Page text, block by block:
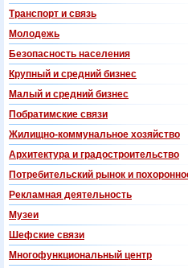
Транспорт и связь
Молодежь
Безопасность населения
Крупный и средний бизнес
Малый и средний бизнес
Побратимские связи
Жилищно-коммунальное хозяйство
Архитектура и градостроительство
Потребительский рынок и
Рекламная деятельность
Музеи
Шефские связи
Многофункциональный центр